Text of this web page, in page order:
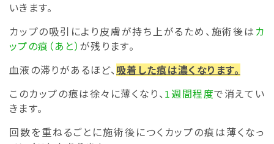
いきます。
カップの吸引により皮膚が持ち上がるため、施術後は カ
ップの痕（あと） が残ります。
血液の滞りがあるほど、 吸着した痕は濃くなります。
このカップの痕は徐々に薄くなり、 1週間程度で消えてい
きます。
回数を重ねるごとに施術後につくカップの痕は薄くなっ